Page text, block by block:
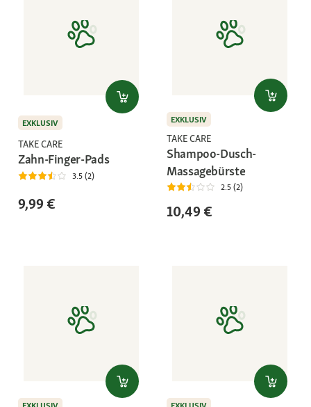
EXKLUSIV
TAKE CARE
Zahn-Finger-Pads
3.5 (2)
9,99 €
EXKLUSIV
TAKE CARE
Shampoo-Dusch-
Massagebürste
2.5 (2)
10,49 €